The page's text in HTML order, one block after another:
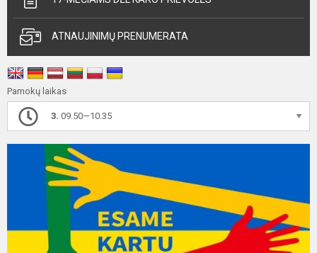
ATNAUJINIMŲ PRENUMERATA
Pamokų laikas
3. 09.50—10.35